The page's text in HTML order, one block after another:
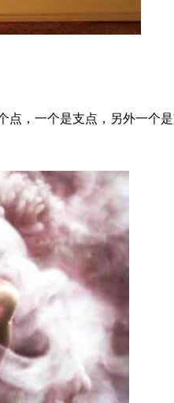
，一个是支点，另外一个